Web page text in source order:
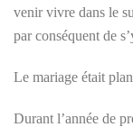
venir vivre dans le
par conséquent de
Le mariage était
Durant l’année de